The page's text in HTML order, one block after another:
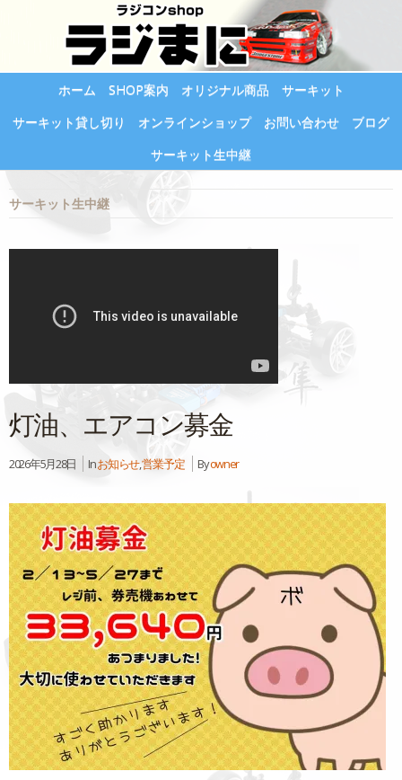
ホーム SHOP案内 オリジナル商品
サーキット
サーキット貸し切り
オンラインショップ お問い合わせ
ブログ
サーキット生中継
サーキット生中継
灯油、エアコン募金
2026年5月28日 Inお知らせ,営業予定 Byowner